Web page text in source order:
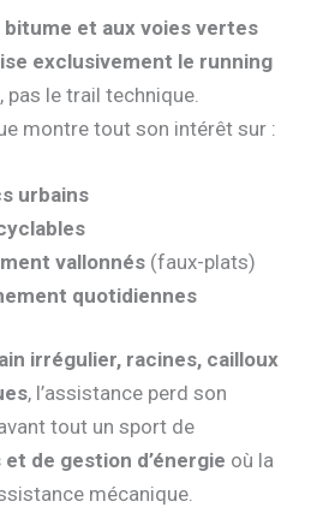
bitume et aux voies vertes
exclusivement le running
, pas le trail technique.
montre tout son intérêt sur :
urbains
vallonnés (faux-plats)
quotidiennes
irrégulier, racines, cailloux
, l’assistance perd son
tout un sport de
de gestion d’énergie où la
mécanique.